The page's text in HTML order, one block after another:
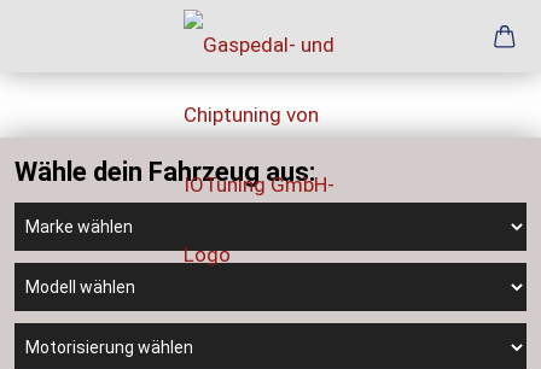
Wähle dein Fahrzeug aus: